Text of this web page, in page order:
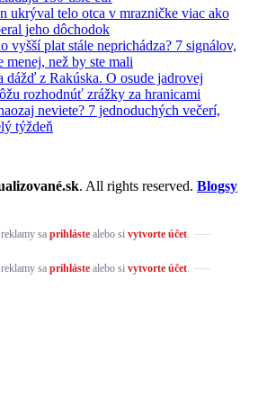
ukrýval telo otca v mrazničke viac ako
jeho dôchodok
vyšší plat stále neprichádza? 7 signálov,
menej, než by ste mali
dážď z Rakúska. O osude jadrovej
rozhodnúť zrážky za hranicami
neviete? 7 jednoduchých večerí,
týždeň
. All rights reserved. Blogsy
sa prihlástealebo si vytvorte účet.